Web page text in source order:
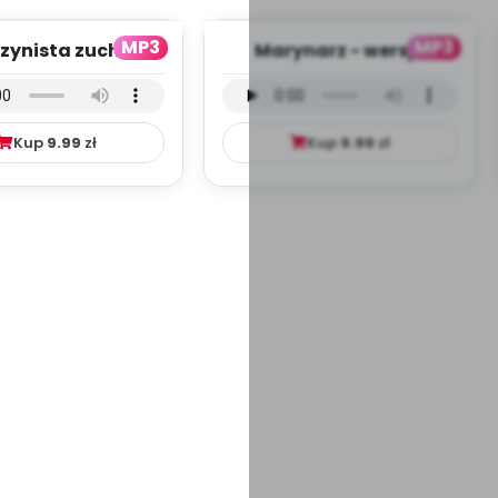
MP3
zuch -
mp3)
Kup 9.99 zł
MP3
Marynarz - wersja
Kup9.99zł